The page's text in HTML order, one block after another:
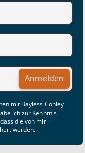
Anmelden
mit Bayless Conley
ich zur Kenntnis
die von mir
werden.